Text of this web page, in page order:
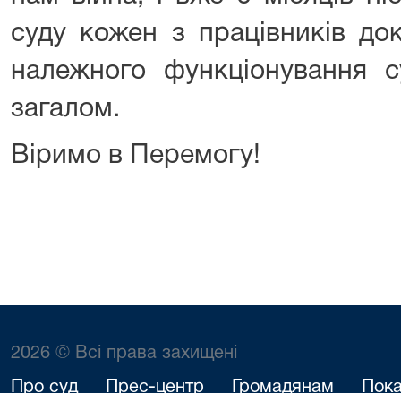
суду кожен з працівників
належного функціонування
загалом.
Віримо в Перемогу!
2026 © Всі права захищені
Про суд Прес-центр Громадянам